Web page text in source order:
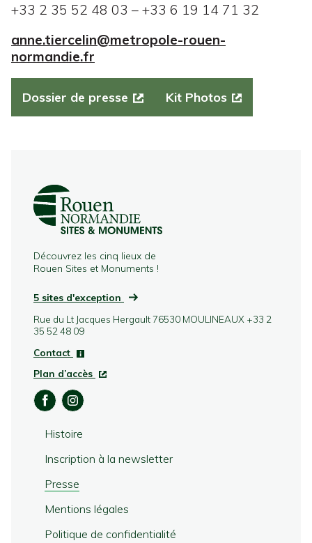
+33 2 35 52 48 03 – +33 6 19 14 71 32
anne.tiercelin@metropole-rouen-
normandie.fr
Dossier de presse Kit Photos
Découvrez les cinq lieux de
Rouen Sites et Monuments !
5 sites d'exception
Rue du Lt Jacques Hergault76530 MOULINEAUX +33 2
35 52 48 09
Contact
Plan d’accès
Histoire
Inscription à la newsletter
Presse
Mentions légales
Politique de confidentialité